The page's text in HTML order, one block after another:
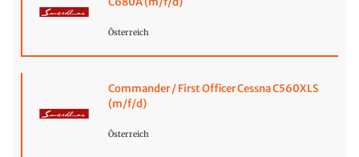
Österreich
Commander / First Officer Cessna C560XLS
(m/f/d)
Österreich